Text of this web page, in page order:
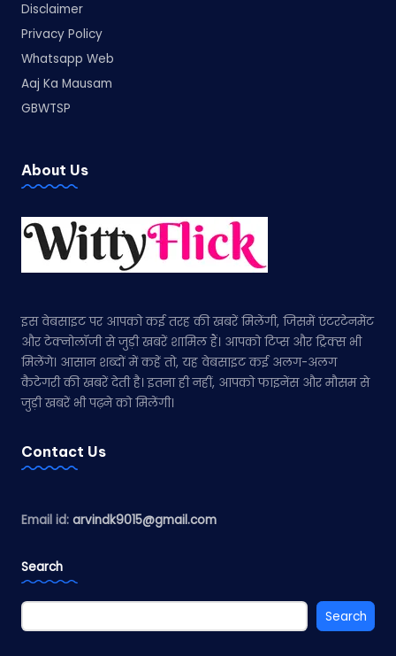
Disclaimer
Privacy Policy
Whatsapp Web
Aaj Ka Mausam
GBWTSP
About Us
इस वेबसाइट पर आपको कई तरह की खबरें मिलेंगी, जिसमें एंटरटेनमेंट
और टेक्नोलॉजी से जुड़ी खबरें शामिल हैं। आपको टिप्स और ट्रिक्स भी
मिलेंगे। आसान शब्दों में कहें तो, यह वेबसाइट कई अलग-अलग
कैटेगरी की खबरें देती है। इतना ही नहीं, आपको फाइनेंस और मौसम से
जुड़ी खबरें भी पढ़ने को मिलेंगी।
Contact Us
Email id: arvindk9015@gmail.com
Search
Search